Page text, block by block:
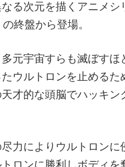
る次元を描くアニメシ
終盤から登場。
元宇宙すらも滅ぼすほ
ウルトロンを止めるた
才的な頭脳でハッキン
力によりウルトロンに